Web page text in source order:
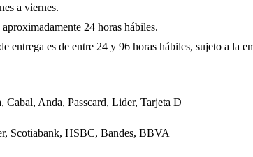
a viernes.
24 horas hábiles.
entrega es de entre 24 y 96 horas hábiles, sujeto a la
Cabal, Anda, Passcard, Lider, Tarjeta D
Scotiabank, HSBC, Bandes, BBVA